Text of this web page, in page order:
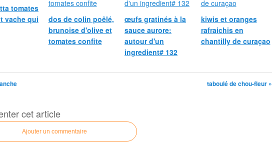
tomates
vache qui
dos de colin poêlé,
brunoise d'olive et
tomates confite
œufs gratinés à la
sauce aurore:
autour d'un
ingredient# 132
kiwis et oranges
rafraichis en
chantilly de curaçao
taboulé de chou-fleur »
cet article
Ajouter un commentaire